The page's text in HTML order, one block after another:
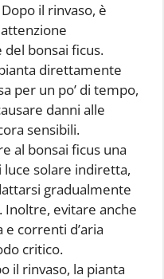
Dopo il rinvaso, è
del bonsai ficus.
direttamente
per un po’ di tempo,
danni alle
sensibili.
al bonsai ficus una
solare indiretta,
gradualmente
Inoltre, evitare anche
correnti d’aria
critico.
il rinvaso, la pianta